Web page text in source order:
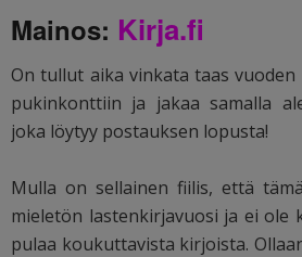
Mainos: Kirja.fi
On tullut aika vinkata taas
pukinkonttiin ja jakaa samalla
joka löytyy postauksen lopusta!
Mulla on sellainen fiilis, että
mieletön lastenkirjavuosi ja ei ole
pulaa koukuttavista kirjoista.